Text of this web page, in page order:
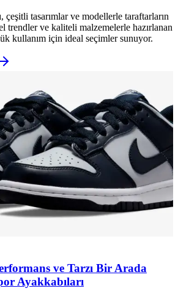
çeşitli tasarımlar ve modellerle taraftarların
trendler ve kaliteli malzemelerle hazırlanan
kullanım için ideal seçimler sunuyor.
ve Tarzı Bir Arada
Ayakkabıları